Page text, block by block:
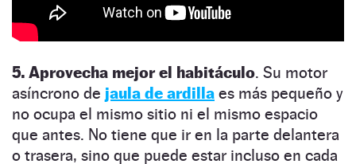
5. Aprovecha mejor el habitáculo. Su motor
asíncrono de jaula de ardilla es más pequeño y
no ocupa el mismo sitio ni el mismo espacio
que antes. No tiene que ir en la parte delantera
o trasera, sino que puede estar incluso en cada